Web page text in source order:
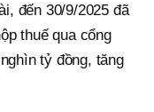
đến 30/9/2025 đã
thuế qua cổng
tỷ đồng, tăng